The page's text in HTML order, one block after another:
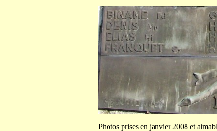
Photos prises en janvier 2008 et